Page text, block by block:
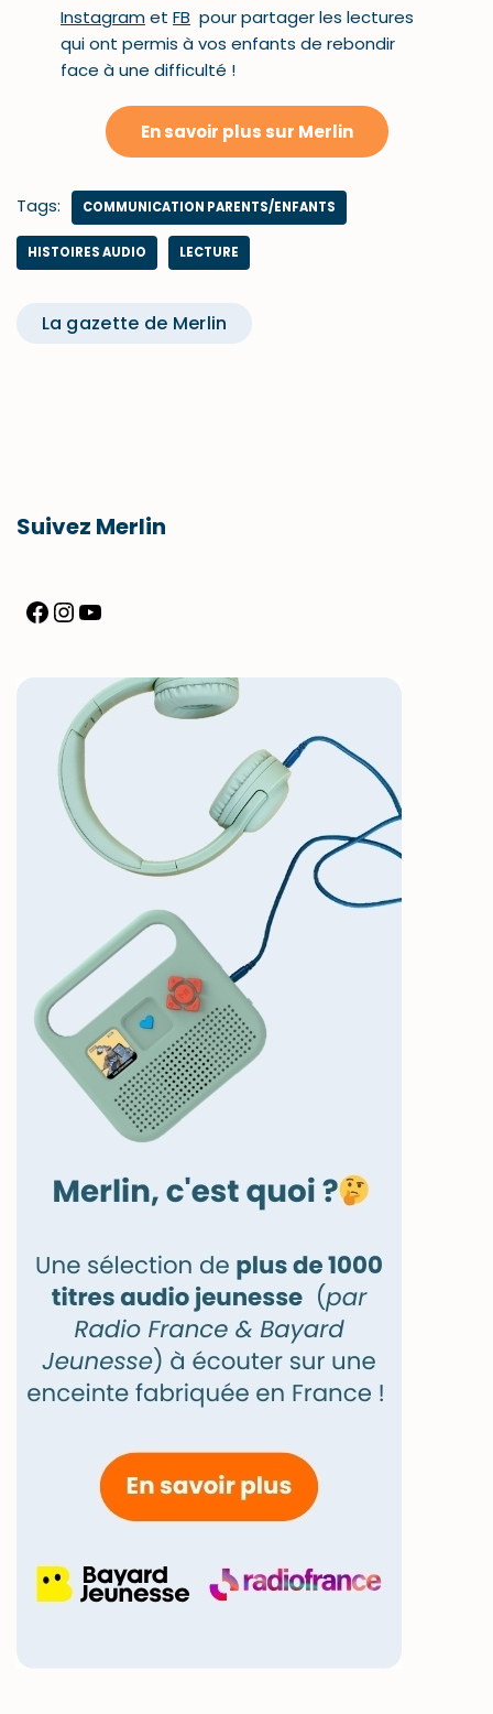
Instagramet FB pour partager les lectures
qui ont permis à vos enfants de rebondir
face à une difficulté !
En savoir plus sur Merlin
Tags: COMMUNICATION PARENTS/ENFANTS
HISTOIRES AUDIO LECTURE
La gazette de Merlin
Suivez Merlin